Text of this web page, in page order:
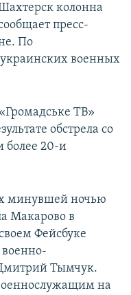
колонна
пресс-
По
военных
ТВ»
обстрела со
более 20-и
минувшей ночью
Макарово в
Фейсбуке
военно-
Тымчук.
на